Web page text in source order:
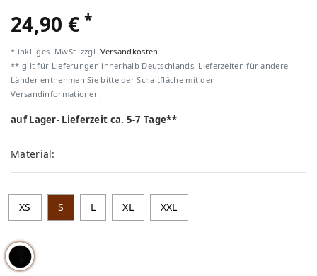
24,90 €*
* inkl. ges. MwSt. zzgl. Versandkosten
** gilt für Lieferungen innerhalb Deutschlands, Lieferzeiten für andere
Länder entnehmen Sie bitte der Schaltfläche mit den
Versandinformationen.
auf Lager- Lieferzeit ca. 5-7 Tage**
Material:
XS S L XL XXL